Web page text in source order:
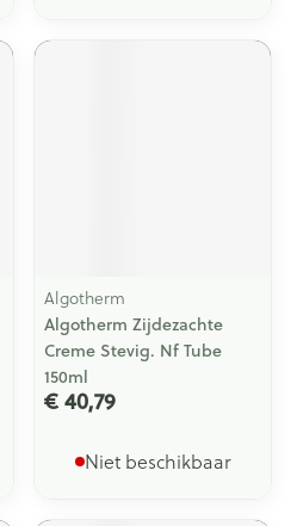
Algotherm
Algotherm Zijdezachte
Creme Stevig. Nf Tube
150ml
€ 40,79
Niet beschikbaar